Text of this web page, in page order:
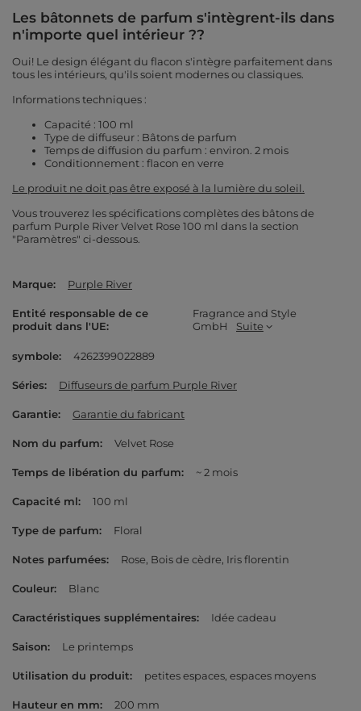
Les bâtonnets de parfum s'intègrent-ils dans
n'importe quel intérieur ??
Oui! Le design élégant du flacon s'intègre parfaitement dans
tous les intérieurs, qu'ils soient modernes ou classiques.
Informations techniques :
Capacité : 100 ml
Type de diffuseur : Bâtons de parfum
Temps de diffusion du parfum : environ. 2 mois
Conditionnement : flacon en verre
Le produit ne doit pas être exposé à la lumière du soleil.
Vous trouverez les spécifications complètes des bâtons de
parfum Purple River Velvet Rose 100 ml dans la section
"Paramètres" ci-dessous.
Marque Purple River
Entité responsable de ce
produit dans l'UE
Fragrance and Style
GmbH
Suite
symbole 4262399022889
Séries Diffuseurs de parfum Purple River
Garantie Garantie du fabricant
Nom du parfum Velvet Rose
Temps de libération du parfum ~ 2 mois
Capacité ml 100 ml
Type de parfum Floral
Notes parfumées Rose Bois de cèdre Iris florentin
Couleur Blanc
Caractéristiques supplémentaires Idée cadeau
Saison Le printemps
Utilisation du produit petites espaces espaces moyens
Hauteur en mm 200 mm